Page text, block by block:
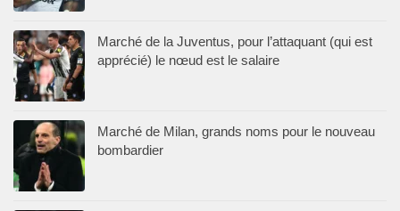
Marché de la Juventus, pour l’attaquant (qui est
apprécié) le nœud est le salaire
Marché de Milan, grands noms pour le nouveau
bombardier